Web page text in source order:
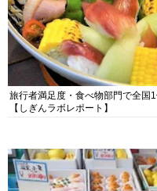
旅行者満足度・食べ物部門で全国
【しぎんラボレポート】